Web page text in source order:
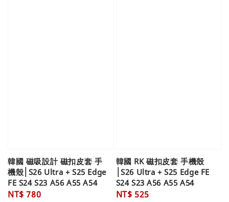
韓國 磁吸設計 磁扣皮套 手
機殼│S26 Ultra + S25 Edge
FE S24 S23 A56 A55 A54
Regular
NT$ 780
韓國 RK 磁扣皮套 手機殼
│S26 Ultra + S25 Edge FE
S24 S23 A56 A55 A54
Regular
NT$ 525